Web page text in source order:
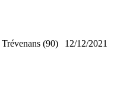
Trévenans (90) 12/12/2021